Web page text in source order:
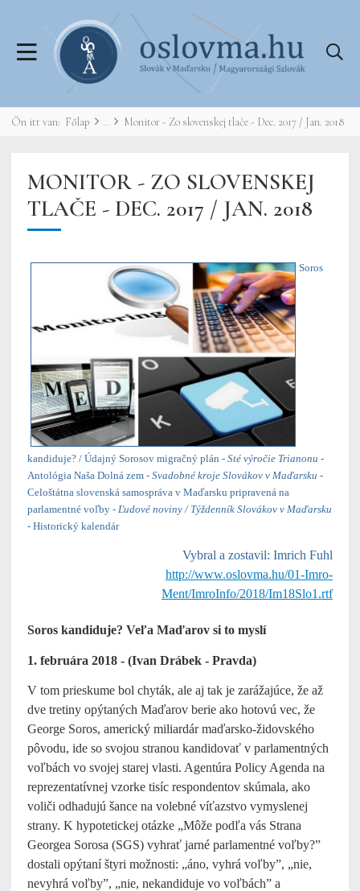
Ön itt van: Főlap Monitor - Zo slovenskej tlače - Dec. 2017 / Jan. 2018
MONITOR - ZO SLOVENSKEJ
TLAČE - DEC. 2017 / JAN. 2018
Soros
kandiduje? / Údajný Sorosov migračný plán - Sté výročie Trianonu -
Antológia Naša Dolná zem - Svadobné kroje Slovákov v Maďarsku -
Celoštátna slovenská samospráva v Maďarsku pripravená na
parlamentné voľby - Ľudové noviny / Týždenník Slovákov v Maďarsku
- Historický kalendár
Vybral a zostavil: Imrich Fuhl
http://www.oslovma.hu/01-Imro-
Ment/ImroInfo/2018/Im18Slo1.rtf
Soros kandiduje? Veľa Maďarov si to myslí
1. februára 2018 - (Ivan Drábek - Pravda)
V tom prieskume bol chyták, ale aj tak je zarážajúce, že až
dve tretiny opýtaných Maďarov berie ako hotovú vec, že
George Soros, americký miliardár maďarsko-židovského
pôvodu, ide so svojou stranou kandidovať v parlamentných
voľbách vo svojej starej vlasti. Agentúra Policy Agenda na
reprezentatívnej vzorke tisíc respondentov skúmala, ako
voliči odhadujú šance na volebné víťazstvo vymyslenej
strany. K hypotetickej otázke „Môže podľa vás Strana
Georgea Sorosa (SGS) vyhrať jarné parlamentné voľby?”
dostali opýtaní štyri možnosti: „áno, vyhrá voľby”, „nie,
nevyhrá voľby”, „nie, nekandiduje vo voľbách” a